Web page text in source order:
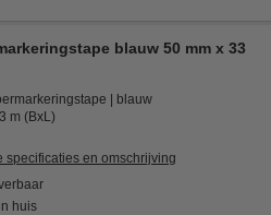
blauw 50 mm x 33
blauw
m (BxL)
specificaties en omschrijving
huis